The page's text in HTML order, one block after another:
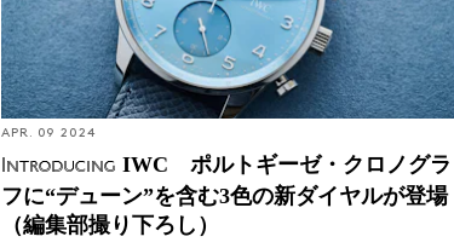
APR. 09 2024
Introducing IWC ポルトギーゼ・クロノグラ
フに“デューン”を含む3色の新ダイヤルが登場
（編集部撮り下ろし）